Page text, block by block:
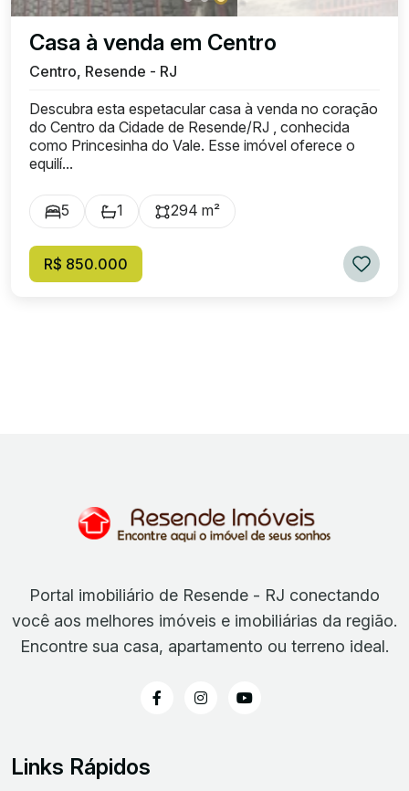
Casa à venda em Centro
Centro, Resende - RJ
Descubra esta espetacular casa à venda no coração
do Centro da Cidade de Resende/RJ , conhecida
como Princesinha do Vale. Esse imóvel oferece o
equilí...
5 1 294 m²
R$ 850.000
Portal imobiliário de Resende - RJ conectando
você aos melhores imóveis e imobiliárias da região.
Encontre sua casa, apartamento ou terreno ideal.
Links Rápidos